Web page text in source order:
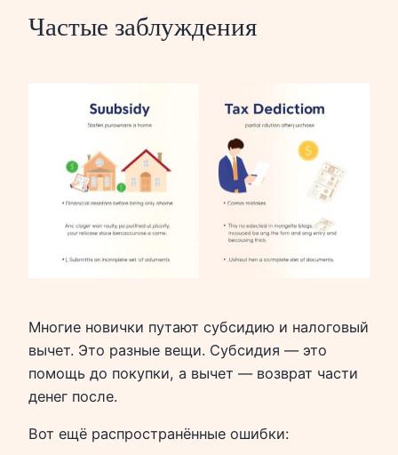
Частые заблуждения
Многие новички путают субсидию и налоговый
вычет. Это разные вещи. Субсидия — это
помощь до покупки, а вычет — возврат части
денег после.
Вот ещё распространённые ошибки: